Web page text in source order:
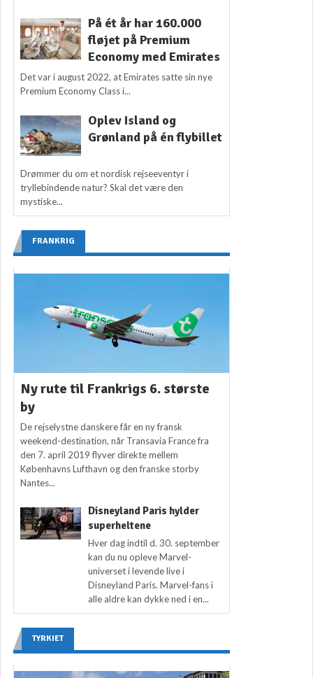
På ét år har 160.000
fløjet på Premium
Economy med Emirates
Det var i august 2022, at Emirates satte sin nye
Premium Economy Class i...
Oplev Island og
Grønland på én flybillet
Drømmer du om et nordisk rejseeventyr i
tryllebindende natur? Skal det være den
mystiske...
FRANKRIG
Ny rute til Frankrigs 6. største
by
De rejselystne danskere får en ny fransk
weekend-destination, når Transavia France fra
den 7. april 2019 flyver direkte mellem
Københavns Lufthavn og den franske storby
Nantes...
Disneyland Paris hylder
superheltene
Hver dag indtil d. 30. september
kan du nu opleve Marvel-
universet i levende live i
Disneyland Paris. Marvel-fans i
alle aldre kan dykke ned i en...
TYRKIET